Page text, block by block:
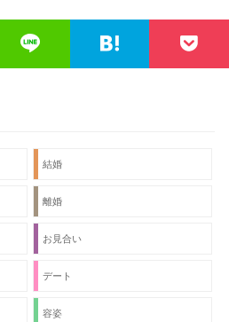
結婚
離婚
お見合い
デート
容姿